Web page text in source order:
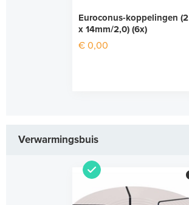
Euroconus-koppelingen (2
x 14mm/2,0) (6x)
€ 0,00
Verwarmingsbuis